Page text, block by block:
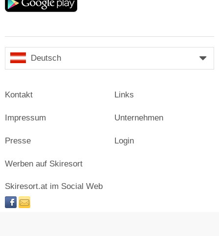
Deutsch
Kontakt
Impressum
Presse
Links
Unternehmen
Login
Werben auf Skiresort
Skiresort.at im Social Web
facebooknewsletter